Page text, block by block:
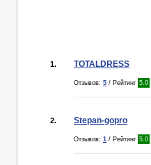
1. TOTALDRESS
Отзывов: 5 / Рейтинг 5.0
2. Stepan-gopro
Отзывов: 1 / Рейтинг 5.0